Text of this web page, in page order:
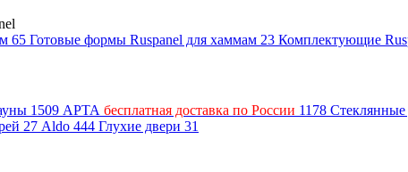
65 Готовые формы Ruspanel для хаммам 23 Комплектующие
1509 АРТА бесплатная доставка по России 1178
27 Aldo 444 Глухие двери 31